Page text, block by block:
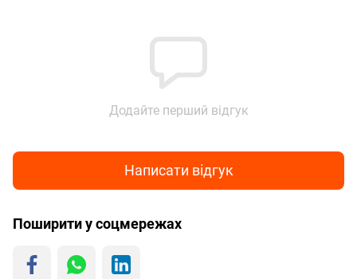
Додайте перший відгук
Написати відгук
Поширити у соцмережах